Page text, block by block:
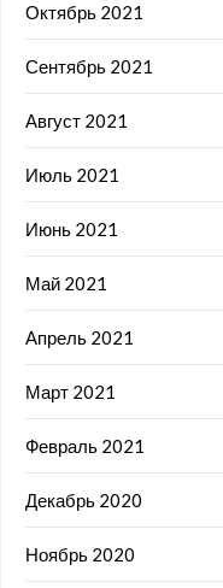
Октябрь 2021
Сентябрь 2021
Август 2021
Июль 2021
Июнь 2021
Май 2021
Апрель 2021
Март 2021
Февраль 2021
Декабрь 2020
Ноябрь 2020